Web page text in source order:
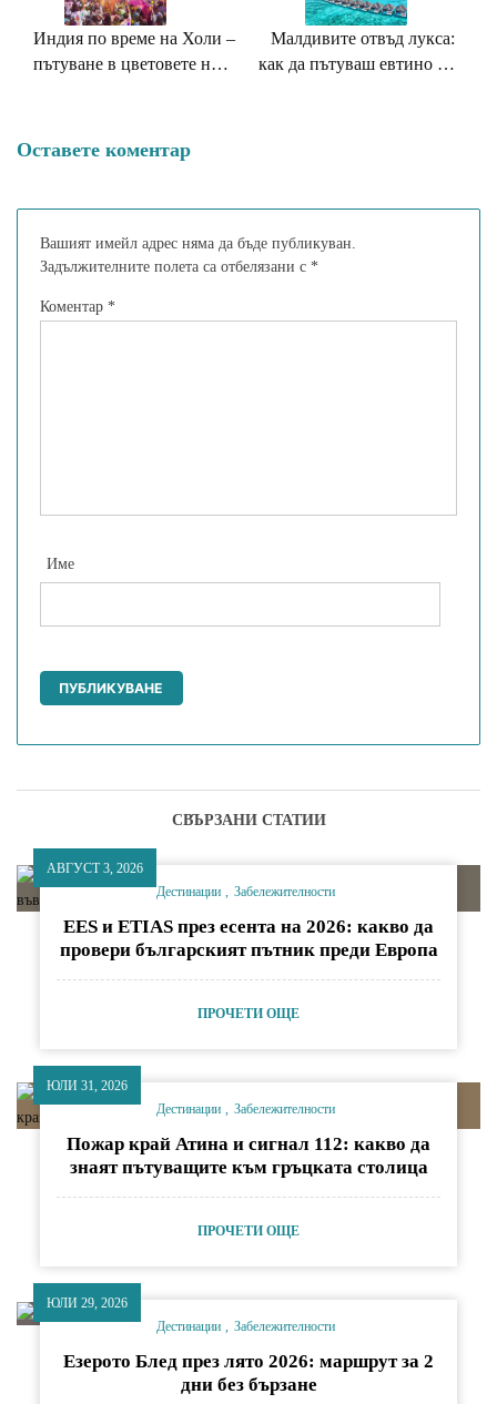
Индия по време на Холи –
пътуване в цветовете на
Малдивите отвъд лукса:
как да пътуваш евтино до
Оставете коментар
Вашият имейл адрес няма да бъде публикуван.
Задължителните полета са отбелязани с *
Коментар *
Име
СВЪРЗАНИ СТАТИИ
АВГУСТ 3, 2026
Дестинации
Забележителности
EES и ETIAS през есента на 2026: какво да
провери българският пътник преди Европа
ПРОЧЕТИ ОЩЕ
ЮЛИ 31, 2026
Дестинации
Забележителности
Пожар край Атина и сигнал 112: какво да
знаят пътуващите към гръцката столица
ПРОЧЕТИ ОЩЕ
ЮЛИ 29, 2026
Дестинации
Забележителности
Езерото Блед през лято 2026: маршрут за 2
дни без бързане